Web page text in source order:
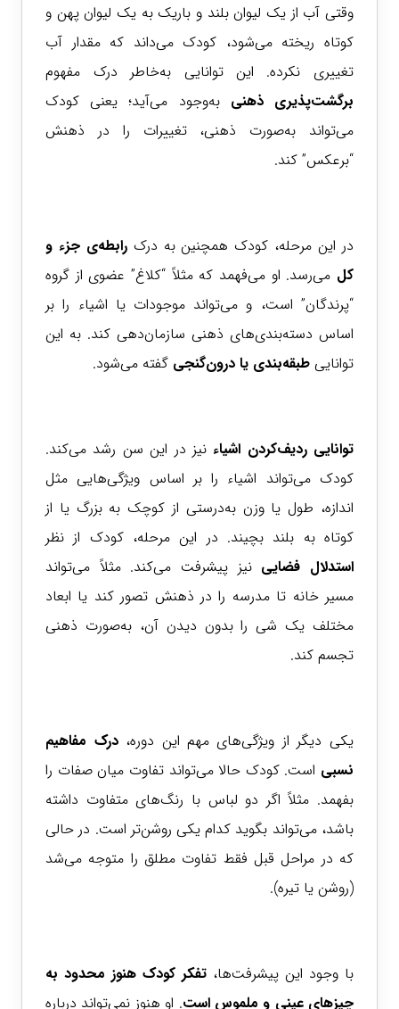
وقتی آب از یک لیوان بلند و باریک به یک لیوان پهن و
کوتاه ریخته می‌شود، کودک می‌داند که مقدار آب
تغییری نکرده. این توانایی به‌خاطر درک مفهوم
برگشت‌پذیری ذهنی به‌وجود می‌آید؛ یعنی کودک
می‌تواند به‌صورت ذهنی، تغییرات را در ذهنش
“برعکس” کند.
در این مرحله، کودک همچنین به درکرابطه‌ی جزء و
کل می‌رسد. او می‌فهمد که مثلاً “کلاغ” عضوی از گروه
“پرندگان” است، و می‌تواند موجودات یا اشیاء را بر
اساس دسته‌بندی‌های ذهنی سازمان‌دهی کند. به این
تواناییطبقه‌بندی یا درون‌گنجی گفته می‌شود.
توانایی ردیف‌کردن اشیاء نیز در این سن رشد می‌کند.
کودک می‌تواند اشیاء را بر اساس ویژگی‌هایی مثل
اندازه، طول یا وزن به‌درستی از کوچک به بزرگ یا از
کوتاه به بلند بچیند. در این مرحله، کودک از نظر
استدلال فضایی نیز پیشرفت می‌کند. مثلاً می‌تواند
مسیر خانه تا مدرسه را در ذهنش تصور کند یا ابعاد
مختلف یک شی را بدون دیدن آن، به‌صورت ذهنی
تجسم کند.
یکی دیگر از ویژگی‌های مهم این دوره، درک مفاهیم
نسبی است. کودک حالا می‌تواند تفاوت میان صفات را
بفهمد. مثلاً اگر دو لباس با رنگ‌های متفاوت داشته
باشد، می‌تواند بگوید کدام یکی روشن‌تر است. در حالی
که در مراحل قبل فقط تفاوت مطلق را متوجه می‌شد
(روشن یا تیره).
با وجود این پیشرفت‌ها، تفکر کودک هنوز محدود به
چیزهایعینی و ملموس است. او هنوز نمی‌تواند درباره